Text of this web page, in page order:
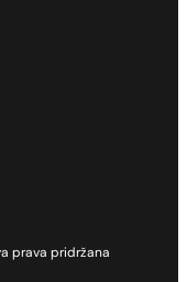
prava pridržana